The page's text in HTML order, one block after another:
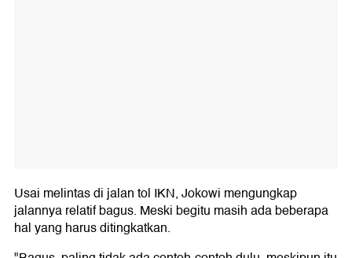
Usai melintas di jalan tol IKN, Jokowi mengungkap
jalannya relatif bagus. Meski begitu masih ada beberapa
hal yang harus ditingkatkan.